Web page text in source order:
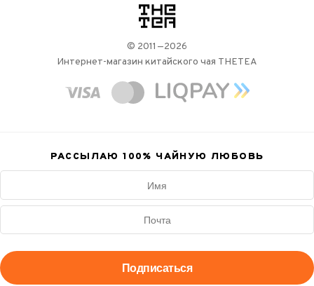
логотип
© 2011—2026
Интернет-магазин китайского чая THETEA
РАССЫЛАЮ 100% ЧАЙНУЮ ЛЮБОВЬ
Подписаться